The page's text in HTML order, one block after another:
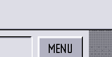
MENU